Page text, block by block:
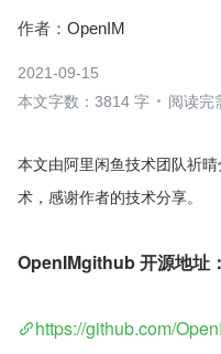
作者： OpenIM
2021-09-15
本文字数：3814 字
阅读完
本文由阿里闲鱼技术团队祈
术，感谢作者的技术分享。
OpenIMgithub 开源地址：
https://github.com/